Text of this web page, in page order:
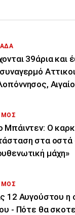
39άρια
Μπάιντεν: Ο
στα οστά
μάχη»
12 Αυγούστου η
- Πότε θα